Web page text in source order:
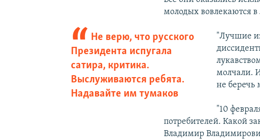
молодых вовлекаются
Не верю, что русского
Президента испугала
сатира, критика.
Выслуживаются ребята.
Надавайте им тумаков
"Лучшие
молчали.
не беречь
"10
потребителей. Какой
Владимир